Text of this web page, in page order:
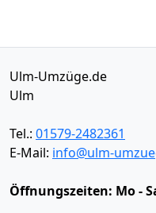
Ulm-Umzüge.de
Ulm
Tel.: 01579-2482361
E-Mail: info@ulm-
Öffnungszeiten: Mo -